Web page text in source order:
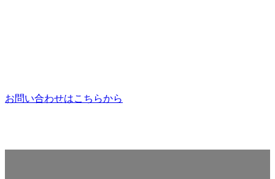
お問い合わせはこちらから